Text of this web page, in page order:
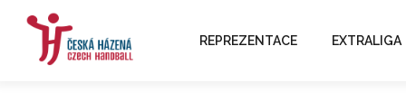
REPREZENTACE EXTRALIGA